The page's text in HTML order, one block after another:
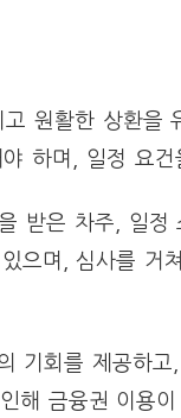
원활한 상환을
하며, 일정 요건
받은 차주, 일정
으며, 심사를 거
기회를 제공하
해 금융권 이용